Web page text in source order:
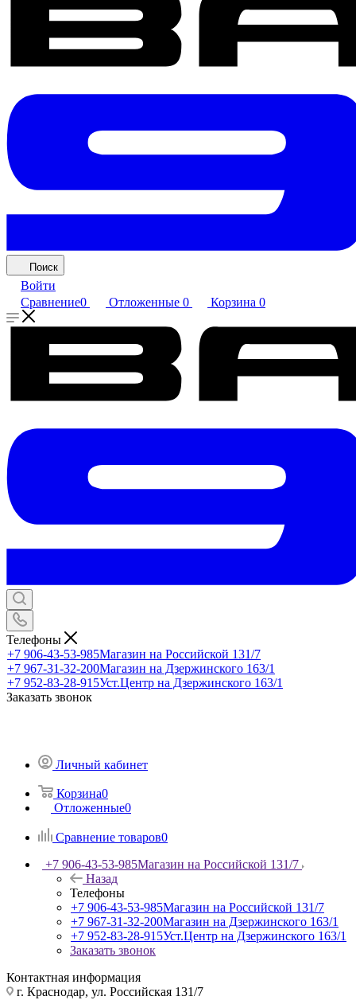
Поиск
Войти
Сравнение0 Отложенные 0 Корзина 0
Телефоны
+7 906-43-53-985Магазин на Российской 131/7
+7 967-31-32-200Магазин на Дзержинского 163/1
+7 952-83-28-915Уст.Центр на Дзержинского 163/1
Заказать звонок
Личный кабинет
Корзина0
Отложенные0
Сравнение товаров0
+7 906-43-53-985Магазин на Российской 131/7
Назад
Телефоны
+7 906-43-53-985Магазин на Российской 131/7
+7 967-31-32-200Магазин на Дзержинского 163/1
+7 952-83-28-915Уст.Центр на Дзержинского 163/1
Заказать звонок
Контактная информация
г. Краснодар, ул. Российская 131/7